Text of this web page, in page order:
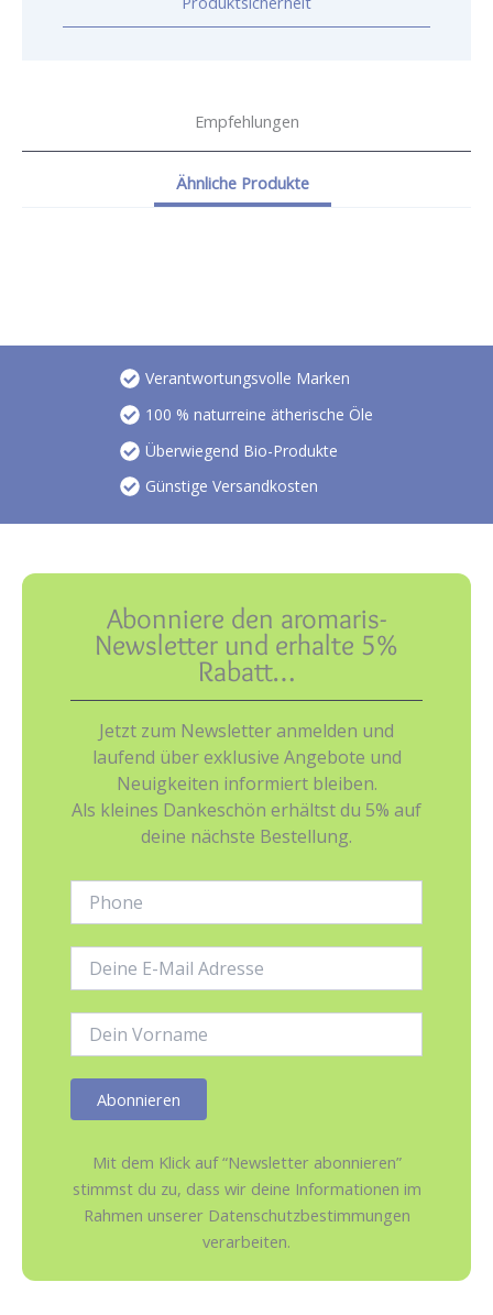
Empfehlungen
Ähnliche Produkte
Verantwortungsvolle Marken
100 % naturreine ätherische Öle
Überwiegend Bio-Produkte
Günstige Versandkosten
Abonniere den aromaris-
Newsletter und erhalte 5%
Rabatt…
Jetzt zum Newsletter anmelden und
laufend über exklusive Angebote und
Neuigkeiten informiert bleiben.
Als kleines Dankeschön erhältst du 5% auf
deine nächste Bestellung.
Mail-
Mit dem Klick auf “Newsletter abonnieren”
stimmst du zu, dass wir deine Informationen im
Rahmen unserer Datenschutzbestimmungen
verarbeiten.